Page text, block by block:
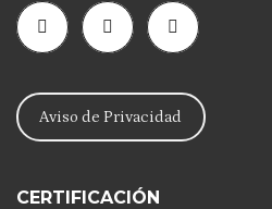
Aviso de Privacidad
CERTIFICACIÓN